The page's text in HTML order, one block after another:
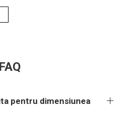
FAQ
pentru dimensiunea